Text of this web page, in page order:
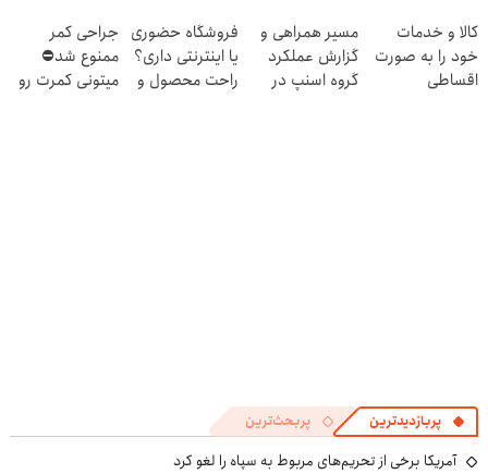
ثبت کن
کالا و خدمات
خود را به صورت
اقساطی
مسیر همراهی و
گزارش عملکرد
گروه اسنپ در
فروشگاه حضوری
یا اینترنتی داری؟
راحت محصول و
جراحی کمر
ممنوع شد⛔
میتونی کمرت رو
پربازدیدترین پربحث‌ترین
آمریکا برخی از تحریم‌های مربوط به سپاه را لغو کرد